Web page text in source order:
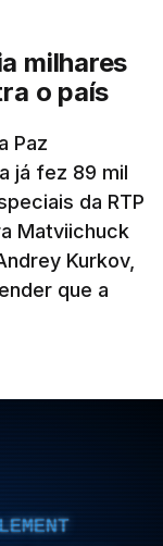
milhares
o país
Paz
já fez 89 mil
da RTP
Matviichuck
Kurkov,
que a